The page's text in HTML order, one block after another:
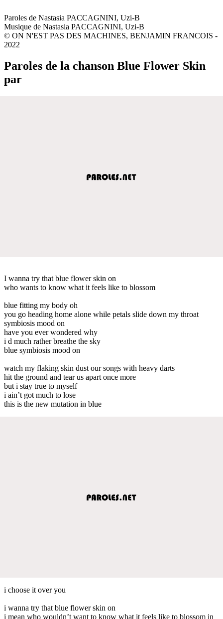
Paroles de Nastasia PACCAGNINI, Uzi-B
Musique de Nastasia PACCAGNINI, Uzi-B
© ON N'EST PAS DES MACHINES, BENJAMIN FRANCOIS -
2022
Paroles de la chanson Blue Flower Skin
par
I wanna try that blue flower skin on
who wants to know what it feels like to blossom
blue fitting my body oh
you go heading home alone while petals slide down my throat
symbiosis mood on
have you ever wondered why
i d much rather breathe the sky
blue symbiosis mood on
watch my flaking skin dust our songs with heavy darts
hit the ground and tear us apart once more
but i stay true to myself
i ain’t got much to lose
this is the new mutation in blue
i choose it over you
i wanna try that blue flower skin on
i mean who wouldn’t want to know what it feels like to blossom in